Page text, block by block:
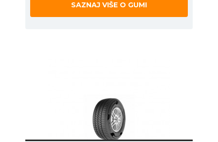
SAZNAJ VIŠE O GUMI